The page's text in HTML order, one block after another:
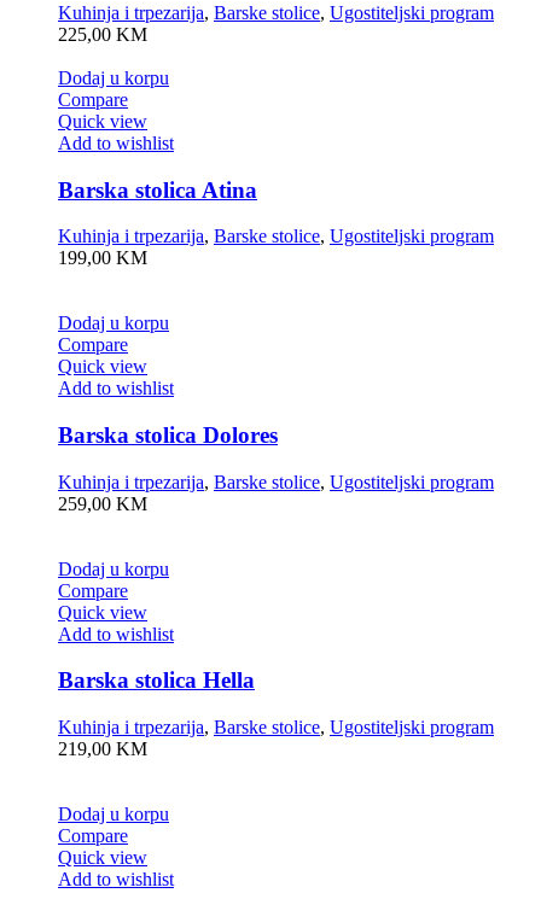
Kuhinja i trpezarija, Barske stolice, Ugostiteljski program
225,00 KM
Dodaj u korpu
Compare
Quick view
Add to wishlist
Barska stolica Atina
Kuhinja i trpezarija, Barske stolice, Ugostiteljski program
199,00 KM
Dodaj u korpu
Compare
Quick view
Add to wishlist
Barska stolica Dolores
Kuhinja i trpezarija, Barske stolice, Ugostiteljski program
259,00 KM
Dodaj u korpu
Compare
Quick view
Add to wishlist
Barska stolica Hella
Kuhinja i trpezarija, Barske stolice, Ugostiteljski program
219,00 KM
Dodaj u korpu
Compare
Quick view
Add to wishlist